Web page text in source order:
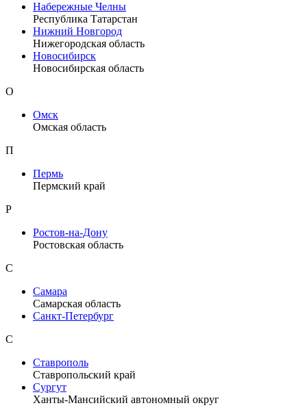
Набережные Челны
Республика Татарстан
Нижний Новгород
Нижегородская область
Новосибирск
Новосибирская область
О
Омск
Омская область
П
Пермь
Пермский край
Р
Ростов-на-Дону
Ростовская область
С
Самара
Самарская область
Санкт-Петербург
С
Ставрополь
Ставропольский край
Сургут
Ханты-Мансийский автономный округ